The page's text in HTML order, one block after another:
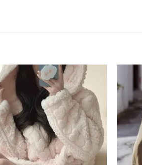
Ajouter
à la liste
souhaits